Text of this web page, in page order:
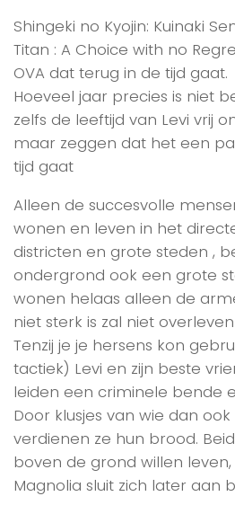
Shingeki no Kyojin: Kuinaki
Titan : A Choice with no
OVA dat terug in de tijd gaat.
Hoeveel jaar precies is niet
zelfs de leeftijd van Levi vrij
maar zeggen dat het een
tijd gaat
Alleen de succesvolle
wonen en leven in het
districten en grote steden ,
ondergrond ook een grote
wonen helaas alleen de
niet sterk is zal niet
Tenzij je je hersens kon
tactiek) Levi en zijn beste
leiden een criminele bende
Door klusjes van wie dan
verdienen ze hun brood.
boven de grond willen leven,
Magnolia sluit zich later aan